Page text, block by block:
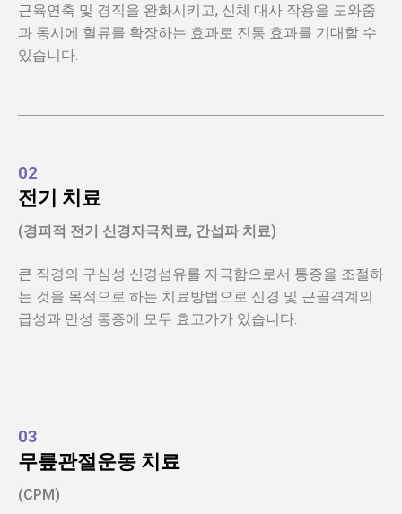
근육연축 및 경직을 완화시키고, 신체 대사 작용을 도와줌
과 동시에 혈류를 확장하는 효과로 진통 효과를 기대할 수
있습니다.
02
전기 치료
(경피적 전기 신경자극치료, 간섭파 치료)
큰 직경의 구심성 신경섬유를 자극함으로서 통증을 조절하
는 것을 목적으로 하는 치료방법으로 신경 및 근골격계의
급성과 만성 통증에 모두 효고가가 있습니다.
03
무릎관절운동 치료
(CPM)